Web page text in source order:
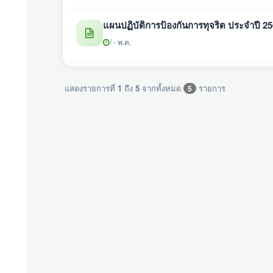
แผนปฏิบัติการป้องกันการทุจริต ประจำปี
/ - พ.ค.
แสดงรายการที่ 1 ถึง 5 จากทั้งหมด 5 รายการ